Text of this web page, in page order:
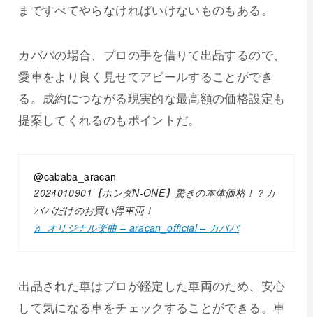
まですべてやらなければいけないものもある。
カババの場合、プロの手を借りて出品するので、
愛車をより良く見せてアピールすることができ
る。成約につながる現実的な最高額の価格設定も
提案してくれるのもポイントだ。
@cababa_aracan
2024010901【ホンダN-ONE】驚きの本体価格！？カ
ババだけのお買い得車両！
♬ オリジナル楽曲 – aracan_official – カババ
出品された車はプロが鑑定した車両のため、安心
して気になる車をチェックすることができる。車